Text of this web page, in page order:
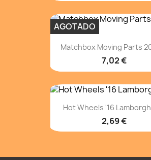
Matchbox Moving Parts
7,02 €
AGOTADO
Hot Wheels '16
2,69 €